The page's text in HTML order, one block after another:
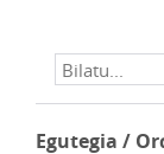
Egutegia /